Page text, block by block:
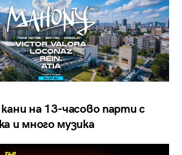
на 13-часово парти с
и много музика